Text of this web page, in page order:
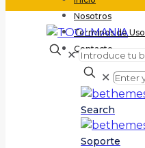
Nosotros
Terminos de Uso
Contacto
✕
✕
Search
Soporte